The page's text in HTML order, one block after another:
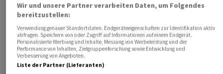
Anders bei den anderen beiden Güterständen: Die
Gütergemeinschaftzählt sämtliche Vermögen beider
Ehepartner zusammen – also Eigengut und
Errungenschaft –, die Hälfte davon zählt dann als
Wir und unsere Partner verarbeiten Daten, um Folgendes
bereitzustellen:
Verwendung genauer Standortdaten. Endgeräteeigenschaften zur Identifikation aktiv
abfragen. Speichern von oder Zugriff auf Informationen auf einem Endgerät.
Personalisierte Werbung und Inhalte, Messung von Werbeleistung und der
Performance von Inhalten, Zielgruppenforschung sowie Entwicklung und
Verbesserung von Angeboten.
Liste der Partner (Lieferanten)